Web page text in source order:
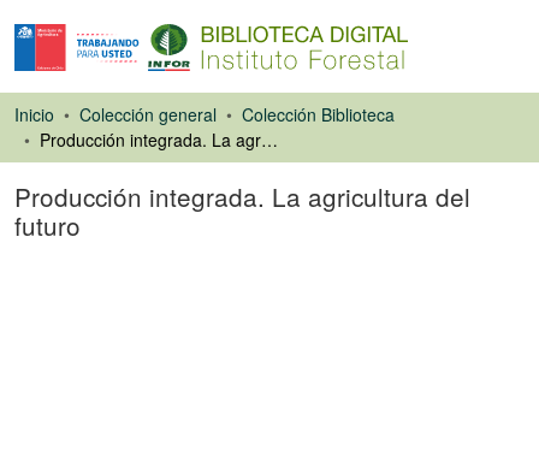
Inicio Colección general
Colección Biblioteca
Producción integrada. La agricultura del futuro
Producción integrada. La agricultura del
futuro